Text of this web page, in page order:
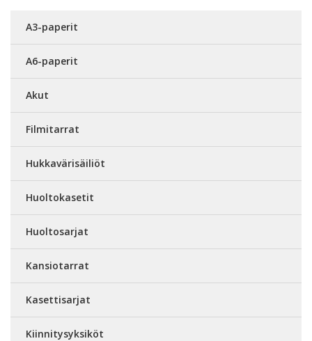
A3-paperit
A6-paperit
Akut
Filmitarrat
Hukkavärisäiliöt
Huoltokasetit
Huoltosarjat
Kansiotarrat
Kasettisarjat
Kiinnitysyksiköt